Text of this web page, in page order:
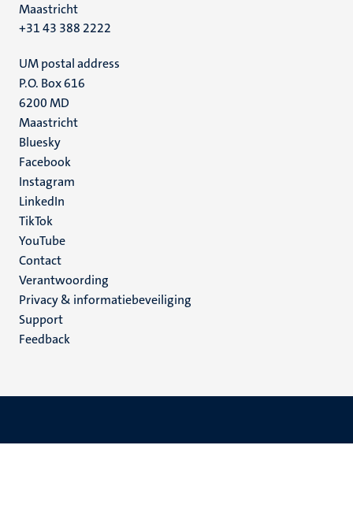
Maastricht
+31 43 388 2222
UM postal address
P.O. Box 616
6200 MD
Maastricht
Social
media
Bluesky
Facebook
Instagram
LinkedIn
TikTok
YouTube
Menu
footer
(NL)
Contact
Verantwoording
Privacy & informatiebeveiliging
Support
Feedback